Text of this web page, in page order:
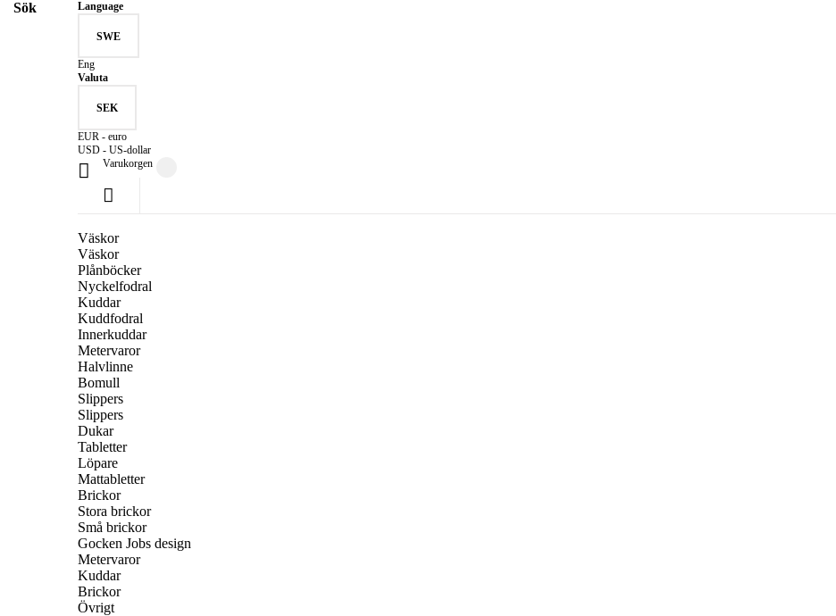
Language
SWE
Eng
Valuta
SEK
EUR - euro
USD - US-dollar
Varukorgen
Väskor
Väskor
Plånböcker
Nyckelfodral
Kuddar
Kuddfodral
Innerkuddar
Metervaror
Halvlinne
Bomull
Slippers
Slippers
Dukar
Tabletter
Löpare
Mattabletter
Brickor
Stora brickor
Små brickor
Gocken Jobs design
Metervaror
Kuddar
Brickor
Övrigt
Sök